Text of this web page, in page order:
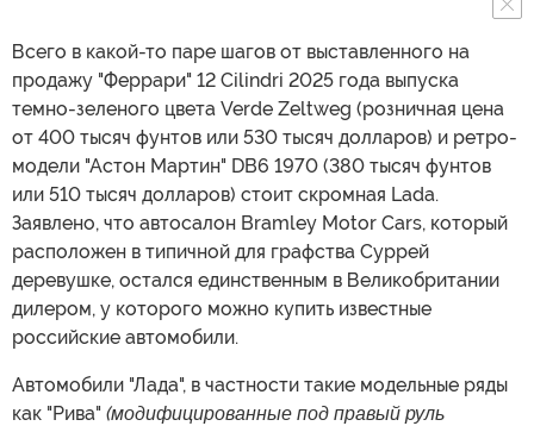
Всего в какой-то паре шагов от выставленного на
продажу "Феррари" 12 Cilindri 2025 года выпуска
темно-зеленого цвета Verde Zeltweg (розничная цена
от 400 тысяч фунтов или 530 тысяч долларов) и ретро-
модели "Астон Мартин" DB6 1970 (380 тысяч фунтов
или 510 тысяч долларов) стоит скромная Lada.
Заявлено, что автосалон Bramley Motor Cars, который
расположен в типичной для графства Суррей
деревушке, остался единственным в Великобритании
дилером, у которого можно купить известные
российские автомобили.
Автомобили "Лада", в частности такие модельные ряды
как "Рива" (модифицированные под правый руль